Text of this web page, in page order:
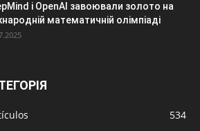
і OpenAI завоювали золото на
математичній олімпіаді
534